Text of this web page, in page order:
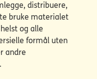
distribuere,
bruke materialet
og alle
formål uten
andre